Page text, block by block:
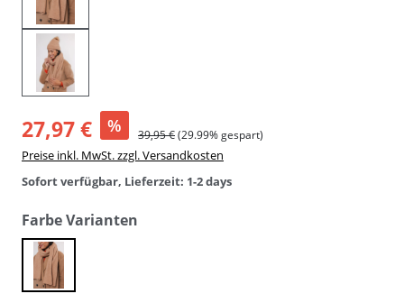
27,97 € % 39,95 €(29.99% gespart)
Preise inkl. MwSt. zzgl. Versandkosten
Sofort verfügbar, Lieferzeit: 1-2 days
Farbe Varianten
twig